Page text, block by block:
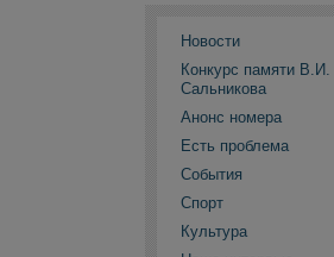
Новости
Конкурс памяти В.И.
Сальникова
Анонс номера
Есть проблема
События
Спорт
Культура